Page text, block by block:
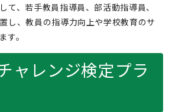
て、若手教員指導員、部活動指導員、
し、教員の指導力向上や学校教育のサ
す。
レンジ検定プラ